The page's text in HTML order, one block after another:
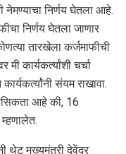
निर्णय घेतला आहे.
निर्णय घेतला जाणार
तारखेला कर्जमाफीची
मी कार्यकर्त्यांशी चर्चा
संयम राखावा.
आहे की, 16
थेट मुख्यमंत्री देवेंद्र